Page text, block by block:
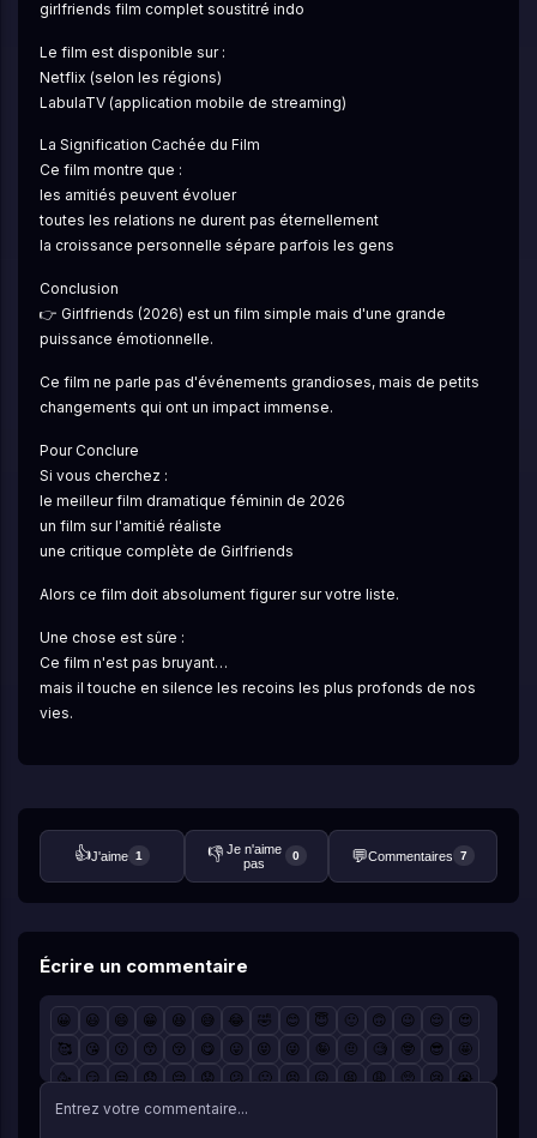
girlfriends film complet soustitré indo
Le film est disponible sur :
Netflix (selon les régions)
LabulaTV (application mobile de streaming)
La Signification Cachée du Film
Ce film montre que :
les amitiés peuvent évoluer
toutes les relations ne durent pas éternellement
la croissance personnelle sépare parfois les gens
Conclusion
👉 Girlfriends (2026) est un film simple mais d'une grande
puissance émotionnelle.
Ce film ne parle pas d'événements grandioses, mais de petits
changements qui ont un impact immense.
Pour Conclure
Si vous cherchez :
le meilleur film dramatique féminin de 2026
un film sur l'amitié réaliste
une critique complète de Girlfriends
Alors ce film doit absolument figurer sur votre liste.
Une chose est sûre :
Ce film n'est pas bruyant…
mais il touche en silence les recoins les plus profonds de nos
vies.
👍J'aime 1 👎 Je n'aime
pas
0 💬Commentaires 7
Écrire un commentaire
😀 😃 😄 😁 😆 😅 😂 🤣 😊 😇 🙂 🙃 😉 😌
😍
🥰
😘 😗 😙 😚 😋 😛 😝 😜 🤪 🤨 🧐 🤓 😎
🤩
🥳
😏 😒 😞 😔 😟 😕 🙁 😣 😖 😫 😩 🥺 😢
😭
😤
😠 😡 🤬 🤯 😳 🥵